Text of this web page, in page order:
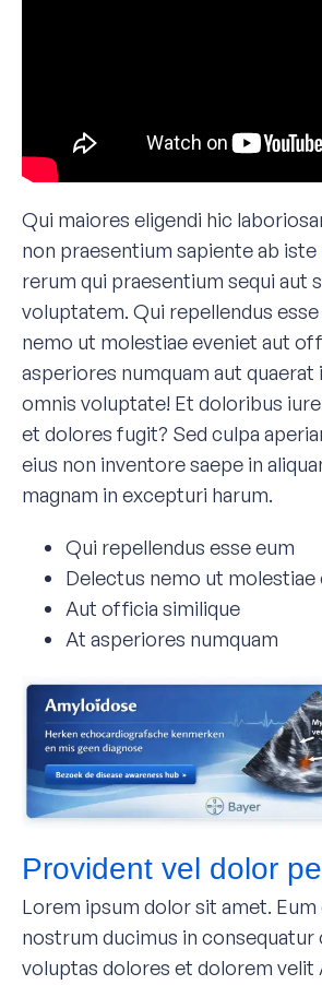
Qui maiores eligendi hic
non praesentium sapiente ab
rerum qui praesentium sequi aut
voluptatem. Qui repellendus
nemo ut molestiae eveniet aut
asperiores numquam aut
omnis voluptate! Et doloribus
et dolores fugit? Sed culpa
eius non inventore saepe in
magnam in excepturi harum.
Qui repellendus esse eum
Delectus nemo ut molestiae
Aut officia similique
At asperiores numquam
Provident vel dolor
Lorem ipsum dolor sit amet. Eum
nostrum ducimus in consequatur
voluptas dolores et dolorem velit